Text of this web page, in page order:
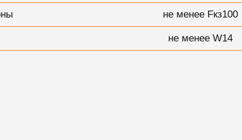
не менее Fкз100
не менее W14